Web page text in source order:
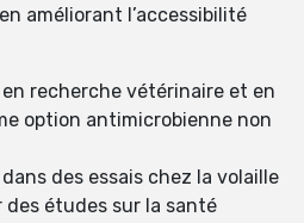
améliorant l’accessibilité
recherche vétérinaire et en
option antimicrobienne non
des essais chez la volaille
études sur la santé